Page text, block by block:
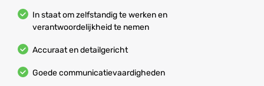
In staat om zelfstandig te werken en
verantwoordelijkheid te nemen
Accuraat en detailgericht
Goede communicatievaardigheden